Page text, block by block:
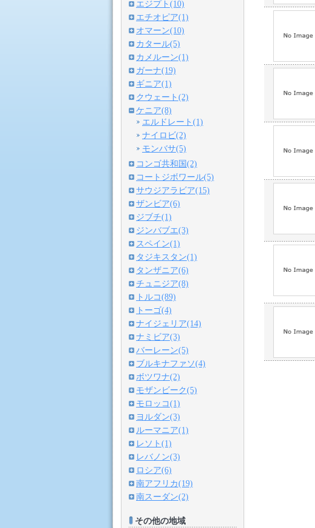
エジプト(10)
エチオピア(1)
オマーン(10)
カタール(5)
カメルーン(1)
ガーナ(19)
ギニア(1)
クウェート(2)
ケニア(8)
エルドレート(1)
ナイロビ(2)
モンバサ(5)
コンゴ共和国(2)
コートジボワール(5)
サウジアラビア(15)
ザンビア(6)
ジブチ(1)
ジンバブエ(3)
スペイン(1)
タジキスタン(1)
タンザニア(6)
チュニジア(8)
トルコ(89)
トーゴ(4)
ナイジェリア(14)
ナミビア(3)
バーレーン(5)
ブルキナファソ(4)
ボツワナ(2)
モザンビーク(5)
モロッコ(1)
ヨルダン(3)
ルーマニア(1)
レソト(1)
レバノン(3)
ロシア(6)
南アフリカ(19)
南スーダン(2)
その他の地域